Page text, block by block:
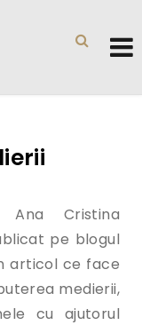
Ana Cristina
pe blogul
articol ce face
medierii,
cu ajutorul